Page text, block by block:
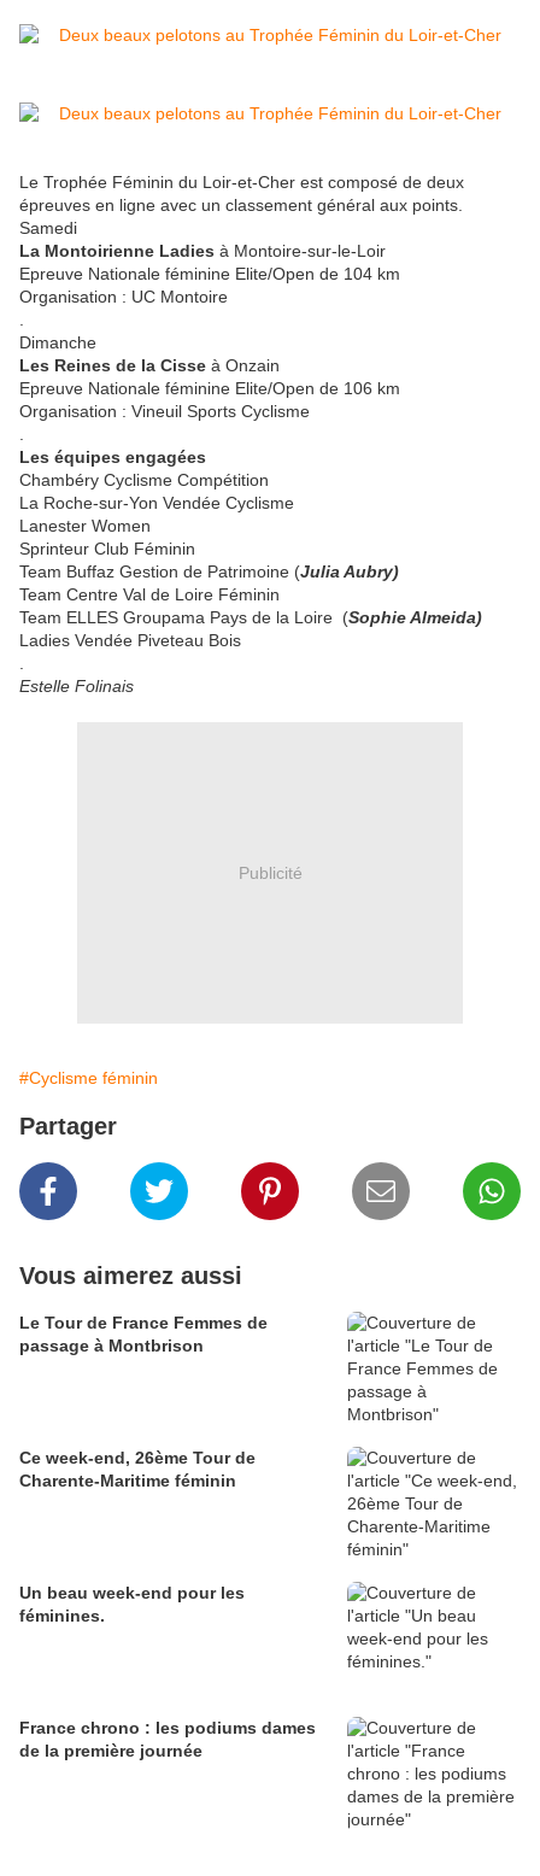
Le Trophée Féminin du Loir-et-Cher est composé de deux
épreuves en ligne avec un classement général aux points.
Samedi
La Montoirienne Ladies à Montoire-sur-le-Loir
Epreuve Nationale féminine Elite/Open de 104 km
Organisation : UC Montoire
Dimanche
Les Reines de la Cisse à Onzain
Epreuve Nationale féminine Elite/Open de 106 km
Organisation : Vineuil Sports Cyclisme
Les équipes engagées
Chambéry Cyclisme Compétition
La Roche-sur-Yon Vendée Cyclisme
Lanester Women
Sprinteur Club Féminin
Team Buffaz Gestion de Patrimoine (Julia Aubry)
Team Centre Val de Loire Féminin
Team ELLES Groupama Pays de la Loire (Sophie Almeida)
Ladies Vendée Piveteau Bois
Estelle Folinais
Publicité
#Cyclisme féminin
Partager
Vous aimerez aussi
Le Tour de France Femmes de
passage à Montbrison
Ce week-end, 26ème Tour de
Charente-Maritime féminin
Un beau week-end pour les
féminines.
France chrono : les podiums dames
de la première journée